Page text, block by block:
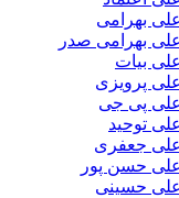
صدر